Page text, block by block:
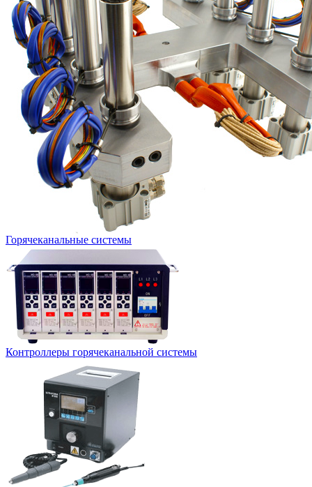
Горячеканальные системы
Контроллеры горячеканальной системы